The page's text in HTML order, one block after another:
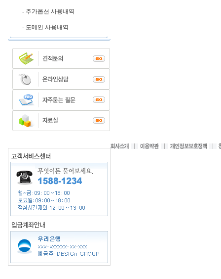
- 추가옵션 사용내역
- 도메인 사용내역